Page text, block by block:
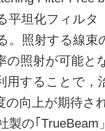
平坦化フィルタ
。照射する線束
の照射が可能と
用することで，
の向上が期待さ
製の｢TrueBeam